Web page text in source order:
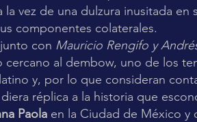
la vez de una dulzura inusitada en
componentes colaterales.
con Mauricio Rengifo y
al dembow, uno de los
y, por lo que consideran
réplica a la historia que
Paola en la Ciudad de México y